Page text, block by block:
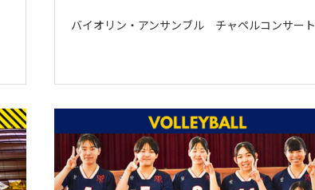
バイオリン・アンサンブル チャペルコンサート